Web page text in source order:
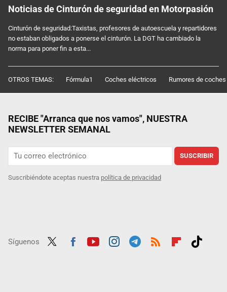
Noticias de Cinturón de seguridad en Motorpasión
Cinturón de seguridad:Taxistas, profesores de autoescuela y repartidores
no estaban obligados a ponerse el cinturón. La DGT ha cambiado la
norma para poner fin a esta...
OTROS TEMAS: Fórmula1 Coches eléctricos Rumores de coches
RECIBE "Arranca que nos vamos", NUESTRA
NEWSLETTER SEMANAL
SUSCRIBIR
Suscribiéndote aceptas nuestra política de privacidad
Síguenos